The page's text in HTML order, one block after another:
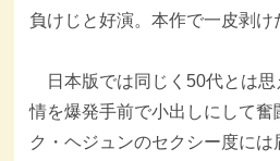
負けじと好演。本作で一皮剥け
日本版では同じく50代とは思
情を爆発手前で小出しにして奮
ク・ヘジュンのセクシー度に